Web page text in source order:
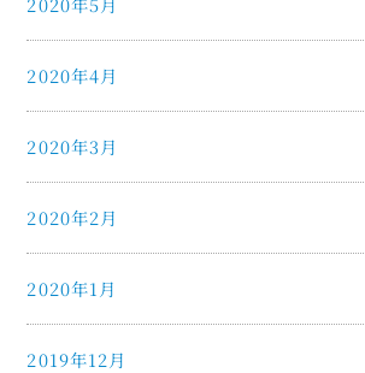
2020年4月
2020年3月
2020年2月
2020年1月
2019年12月